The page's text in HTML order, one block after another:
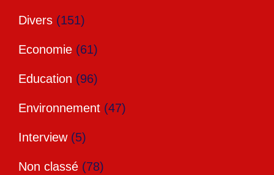
Divers (151)
Economie (61)
Education (96)
Environnement (47)
Interview(5)
Non classé (78)